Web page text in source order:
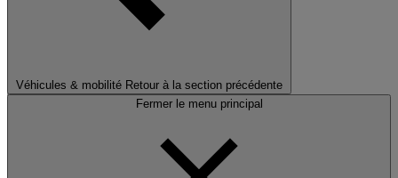
Véhicules & mobilité Retour à la section précédente
Fermer le menu principal